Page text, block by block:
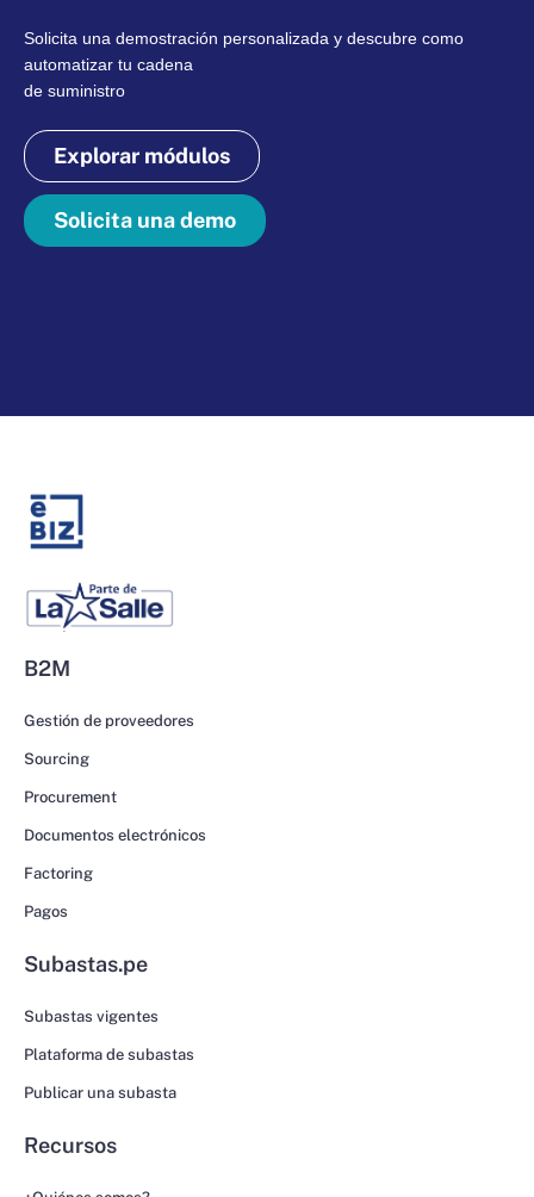
Solicita una demostración personalizada y descubre como
automatizar tu cadena
de suministro
Explorar módulos
Solicita una demo
B2M
Gestión de proveedores
Sourcing
Procurement
Documentos electrónicos
Factoring
Pagos
Subastas.pe
Subastas vigentes
Plataforma de subastas
Publicar una subasta
Recursos